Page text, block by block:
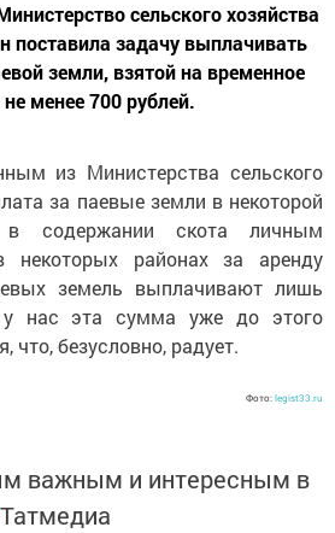
сельского хозяйства
поставила задачу выплачивать
земли, взятой на временное
менее 700 рублей.
из Министерства сельского
за паевые земли в некоторой
в содержании скота личным
некоторых районах за аренду
земель выплачивают лишь
у нас эта сумма уже до этого
что, безусловно, радует.
Фото: legist33.ru
важным и интересным в
Татмедиа